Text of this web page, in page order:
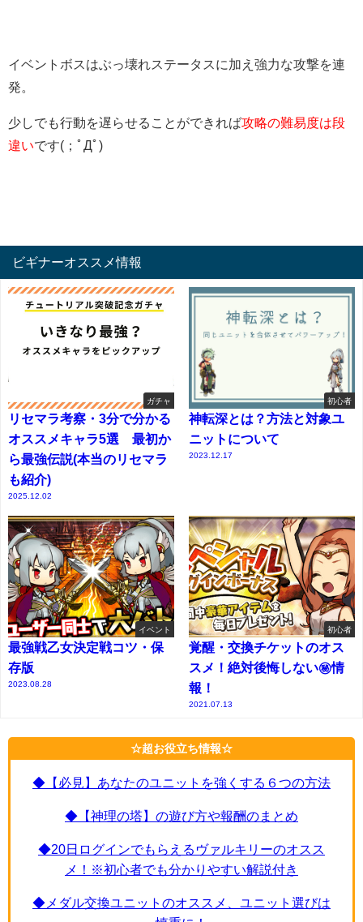
イベントボスはぶっ壊れステータスに加え強力な攻撃を連
発。
少しでも行動を遅らせることができれば攻略の難易度は段
違いです(；ﾟДﾟ)
ビギナーオススメ情報
ガチャ
リセマラ考察・3分で分かる
オススメキャラ5選 最初か
ら最強伝説(本当のリセマラ
も紹介)
2025.12.02
初心者
神転深とは？方法と対象ユ
ニットについて
2023.12.17
イベント
最強戦乙女決定戦コツ・保
存版
2023.08.28
初心者
覚醒・交換チケットのオス
スメ！絶対後悔しない㊙情
報！
2021.07.13
☆超お役立ち情報☆
◆【必見】あなたのユニットを強くする６つの方法
◆【神理の塔】の遊び方や報酬のまとめ
◆20日ログインでもらえるヴァルキリーのオスス
メ！※初心者でも分かりやすい解説付き
◆メダル交換ユニットのオススメ、ユニット選びは